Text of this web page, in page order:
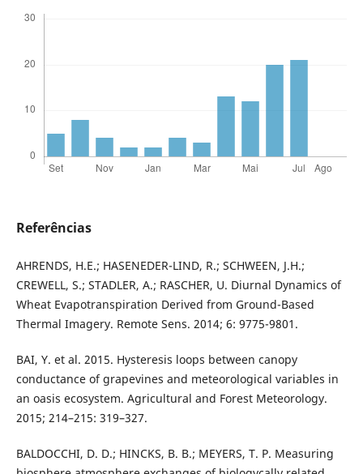
Referências
AHRENDS, H.E.; HASENEDER-LIND, R.; SCHWEEN, J.H.;
CREWELL, S.; STADLER, A.; RASCHER, U. Diurnal Dynamics of
Wheat Evapotranspiration Derived from Ground-Based
Thermal Imagery. Remote Sens. 2014; 6: 9775-9801.
BAI, Y. et al. 2015. Hysteresis loops between canopy
conductance of grapevines and meteorological variables in
an oasis ecosystem. Agricultural and Forest Meteorology.
2015; 214–215: 319–327.
BALDOCCHI, D. D.; HINCKS, B. B.; MEYERS, T. P. Measuring